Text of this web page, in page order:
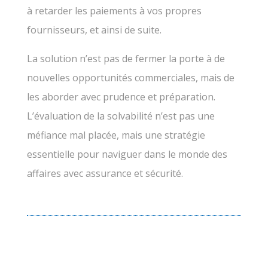
à retarder les paiements à vos propres
fournisseurs, et ainsi de suite.
La solution n’est pas de fermer la porte à de
nouvelles opportunités commerciales, mais de
les aborder avec prudence et préparation.
L’évaluation de la solvabilité n’est pas une
méfiance mal placée, mais une stratégie
essentielle pour naviguer dans le monde des
affaires avec assurance et sécurité.